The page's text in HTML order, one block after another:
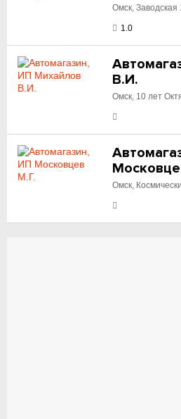
Омск, Заводская
1.0
В.И.
Омск, 10 лет
Омск,